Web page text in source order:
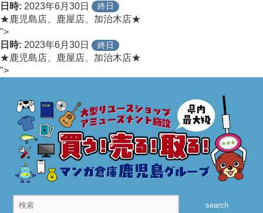
日時: 2023年6月30日 終日
★鹿児島店、鹿屋店、加治木店★
">
日時: 2023年6月30日 終日
★鹿児島店、鹿屋店、加治木店★
">
search